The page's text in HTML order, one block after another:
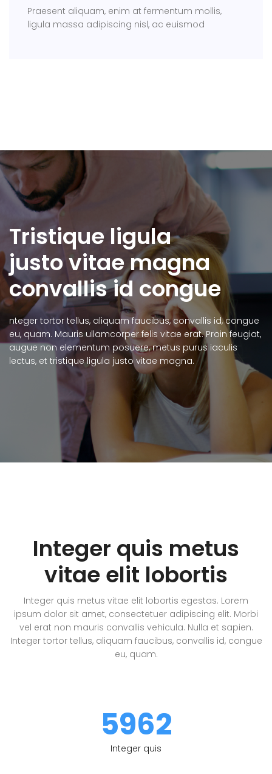
Praesent aliquam, enim at fermentum mollis,
ligula massa adipiscing nisl, ac euismod
Tristique ligula
justo vitae magna
convallis id congue
nteger tortor tellus, aliquam faucibus, convallis id, congue
eu, quam. Mauris ullamcorper felis vitae erat. Proin feugiat,
augue non elementum posuere, metus purus iaculis
lectus, et tristique ligula justo vitae magna.
Integer quis metus
vitae elit lobortis
Integer quis metus vitae elit lobortis egestas. Lorem
ipsum dolor sit amet, consectetuer adipiscing elit. Morbi
vel erat non mauris convallis vehicula. Nulla et sapien.
Integer tortor tellus, aliquam faucibus, convallis id, congue
eu, quam.
5962
Integer quis